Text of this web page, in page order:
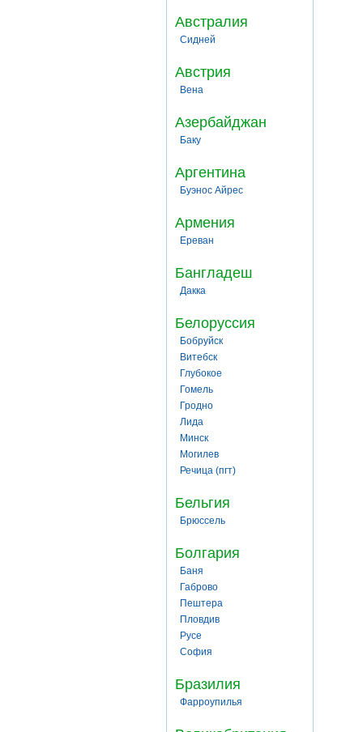
Австралия
Сидней
Австрия
Вена
Азербайджан
Баку
Аргентина
Буэнос Айрес
Армения
Ереван
Бангладеш
Дакка
Белоруссия
Бобруйск
Витебск
Глубокое
Гомель
Гродно
Лида
Минск
Могилев
Речица (пгт)
Бельгия
Брюссель
Болгария
Баня
Габрово
Пештера
Пловдив
Русе
София
Бразилия
Фарроупилья